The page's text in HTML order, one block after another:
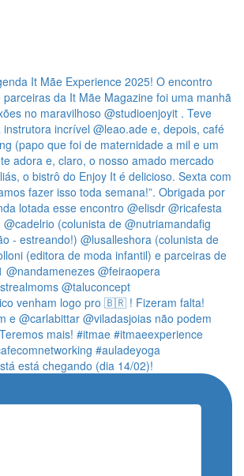
está chegando (dia 14/02)!